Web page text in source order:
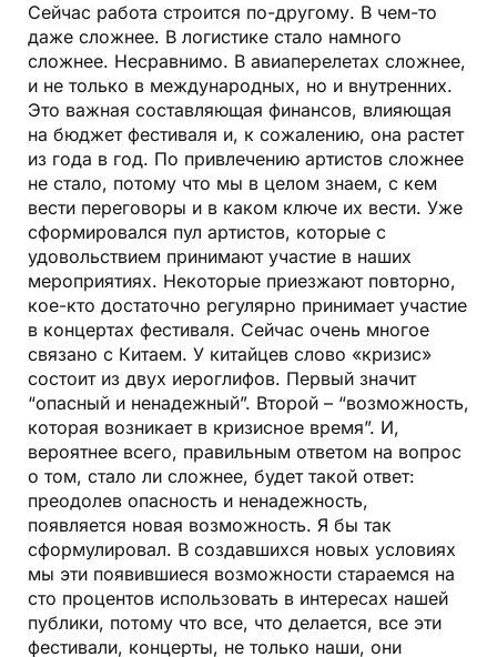
Сейчас работа строится по-другому. В чем-то
даже сложнее. В логистике стало намного
сложнее. Несравнимо. В авиаперелетах сложнее,
и не только в международных, но и внутренних.
Это важная составляющая финансов, влияющая
на бюджет фестиваля и, к сожалению, она растет
из года в год. По привлечению артистов сложнее
не стало, потому что мы в целом знаем, с кем
вести переговоры и в каком ключе их вести. Уже
сформировался пул артистов, которые с
удовольствием принимают участие в наших
мероприятиях. Некоторые приезжают повторно,
кое-кто достаточно регулярно принимает участие
в концертах фестиваля. Сейчас очень многое
связано с Китаем. У китайцев слово «кризис»
состоит из двух иероглифов. Первый значит
“опасный и ненадежный”. Второй – “возможность,
которая возникает в кризисное время”. И,
вероятнее всего, правильным ответом на вопрос
о том, стало ли сложнее, будет такой ответ:
преодолев опасность и ненадежность,
появляется новая возможность. Я бы так
сформулировал. В создавшихся новых условиях
мы эти появившиеся возможности стараемся на
сто процентов использовать в интересах нашей
публики, потому что все, что делается, все эти
фестивали, концерты, не только наши, они